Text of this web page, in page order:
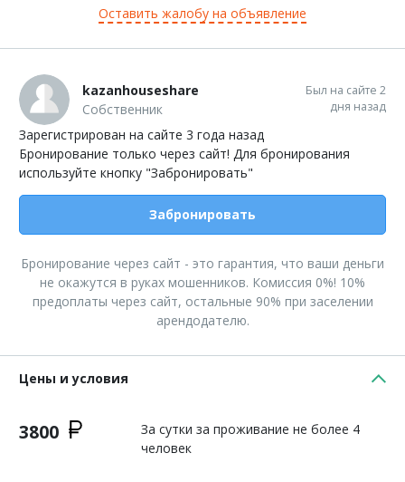
Оставить жалобу на объявление
kazanhouseshare
Собственник
Был на сайте 2
дня назад
Зарегистрирован на сайте 3 года назад
Бронирование только через сайт! Для бронирования
используйте кнопку "Забронировать"
Забронировать
Бронирование через сайт - это гарантия, что ваши деньги
не окажутся в руках мошенников. Комиссия 0%! 10%
предоплаты через сайт, остальные 90% при заселении
арендодателю.
Цены и условия
3800
За сутки за проживание не более 4
человек